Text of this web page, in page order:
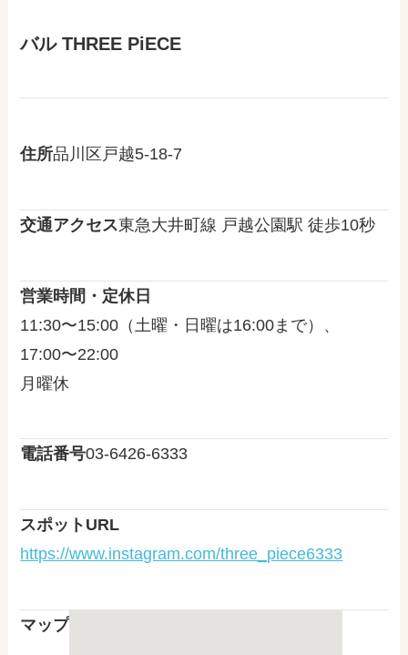
バル THREE PiECE
住所品川区戸越5-18-7
交通アクセス東急大井町線 戸越公園駅 徒歩10秒
営業時間・定休日
11:30〜15:00（土曜・日曜は16:00まで）、
17:00〜22:00
月曜休
電話番号03-6426-6333
スポットURL
https://www.instagram.com/three_piece6333
マップ